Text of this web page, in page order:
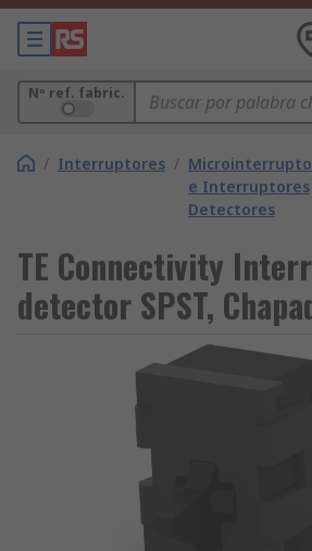
Nº ref. fabric.
/ Interruptores /
e Interruptores
Detectores
TE Connectivity
detector SPST,